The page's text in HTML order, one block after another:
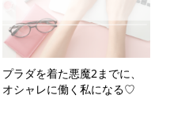
プラダを着た悪魔2までに、
オシャレに働く私になる♡